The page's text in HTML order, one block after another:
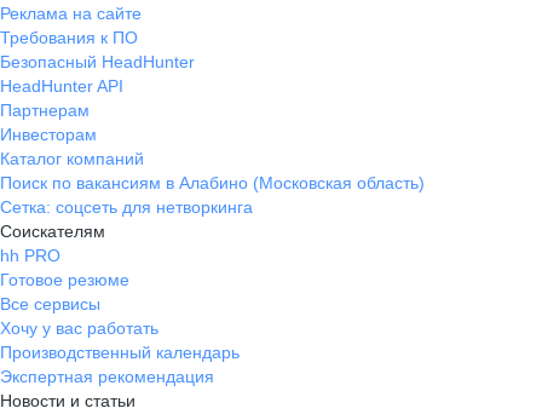
Реклама на сайте
Требования к ПО
Безопасный HeadHunter
HeadHunter API
Партнерам
Инвесторам
Каталог компаний
Поиск по вакансиям в Алабино (Московская область)
Сетка: соцсеть для нетворкинга
Соискателям
hh PRO
Готовое резюме
Все сервисы
Хочу у вас работать
Производственный календарь
Экспертная рекомендация
Новости и статьи